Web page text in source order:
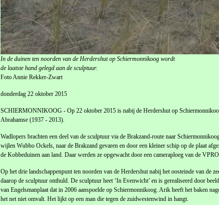
In de duinen ten noorden van de Herdershut op Schiermonnikoog wordt
de laatste hand gelegd aan de sculptuur.
Foto Annie Rekker-Zwart
donderdag 22 oktober 2015
SCHIERMONNIKOOG - Op 22 oktober 2015 is nabij de Herdershut op
Abrahamse (1937 - 2013).
Wadlopers brachten een deel van de sculptuur via de Brakzand-route naar
wijlen Wubbo Ockels, naar de Brakzand gevaren en door een kleiner schip op de plaat
de Kobbeduinen aan land. Daar werden ze opgewacht door een cameraploeg van de
Op het drie landschappenpunt ten noorden van de Herdershut nabij het oosteinde van de
daarop de sculptuur onthuld. De sculptuur heet ‘In Evenwicht’ en is gerealiseerd door
van Engelsmanplaat dat in 2006 aanspoelde op Schiermonnikoog. Arik heeft het baken
het net niet omvalt. Het lijkt op een man die tegen de zuidwestenwind in hangt.